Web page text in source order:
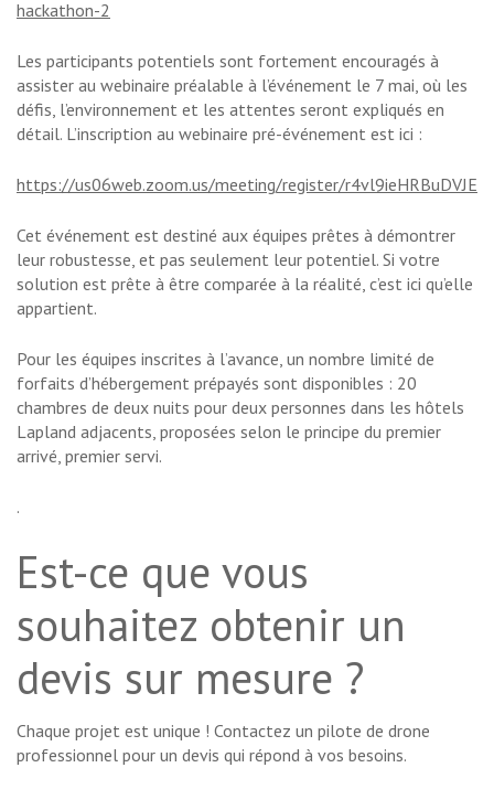
hackathon-2
Les participants potentiels sont fortement encouragés à
assister au webinaire préalable à l’événement le 7 mai, où les
défis, l’environnement et les attentes seront expliqués en
détail. L’inscription au webinaire pré-événement est ici :
https://us06web.zoom.us/meeting/register/
Cet événement est destiné aux équipes prêtes à démontrer
leur robustesse, et pas seulement leur potentiel. Si votre
solution est prête à être comparée à la réalité, c’est ici qu’elle
appartient.
Pour les équipes inscrites à l’avance, un nombre limité de
forfaits d’hébergement prépayés sont disponibles : 20
chambres de deux nuits pour deux personnes dans les hôtels
Lapland adjacents, proposées selon le principe du premier
arrivé, premier servi.
.
Est-ce que vous
souhaitez obtenir un
devis sur mesure ?
Chaque projet est unique ! Contactez un pilote de drone
professionnel pour un devis qui répond à vos besoins.